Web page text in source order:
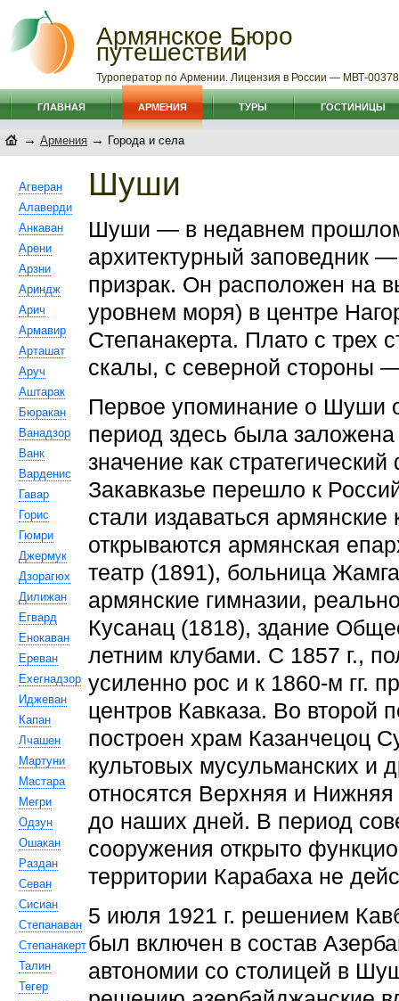
Армянское Бюро
путешествий
Туроператор по Армении. Лицензия в России — МВТ-
ГЛАВНАЯ АРМЕНИЯ ТУРЫ ГОСТИНИЦЫ
→ Армения → Города и села
Агверан
Алаверди
Анкаван
Арени
Арзни
Ариндж
Арич
Армавир
Арташат
Аруч
Аштарак
Бюракан
Ванадзор
Ванк
Варденис
Гавар
Горис
Гюмри
Джермук
Дзорагюх
Дилижан
Егвард
Енокаван
Ереван
Ехегнадзор
Иджеван
Капан
Лчашен
Мартуни
Мастара
Мегри
Одзун
Ошакан
Раздан
Севан
Сисиан
Степанаван
Степанакерт
Талин
Тегер
Шуши
Шуши — в недавнем прошлом
архитектурный заповедник
призрак. Он расположен на
уровнем моря) в центре
Степанакерта. Плато с трех
скалы, с северной стороны
Первое упоминание о Шуши
период здесь была
значение как
Закавказье перешло к
стали издаваться
открываются армянская
театр (1891), больница
армянские гимназии,
Кусанац (1818), здание
летним клубами. С 1857 г.,
усиленно рос и к 1860-м гг.
центров Кавказа. Во второй
построен храм Казанчецоц
культовых мусульманских и
относятся Верхняя и
до наших дней. В период
сооружения открыто
территории Карабаха не
5 июля 1921 г. решением
был включен в состав
автономии со столицей в